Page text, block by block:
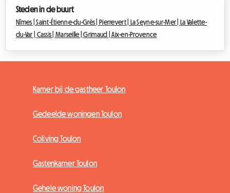
Steden in de buurt
Nîmes |Saint-Étienne-du-Grès | Pierrevert | La Seyne-sur-Mer |
La Valette-
du-Var | Cassis |Marseille |Grimaud |Aix-en-Provence
Kamer bij de gastheer Toulon
Gedeelde woningen Toulon
Coliving Toulon
Gastenkamer Toulon
Gehele woning Toulon